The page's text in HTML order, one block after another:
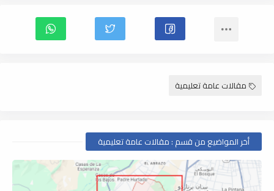
مقالات عامة تعليمية
أخر المواضيع من قسم : مقالات عامة تعليمية